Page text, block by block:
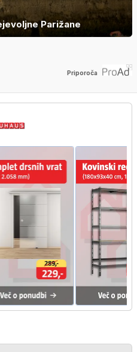
Parižane
Priporoča